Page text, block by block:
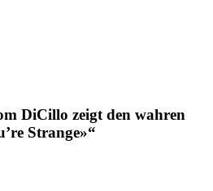
DiCillo zeigt den wahren
Strange»“